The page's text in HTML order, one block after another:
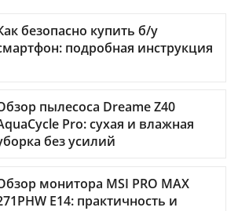
безопасно купить б/у
подробная инструкция
пылесоса Dreame Z40
Pro: сухая и влажная
без усилий
монитора MSI PRO MAX
E14: практичность и